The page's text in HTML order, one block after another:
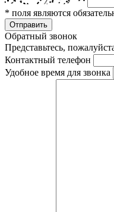
* поля являются
Отправить
Обратный звонок
Представьтесь,
Контактный телефон
Удобное время для звонка